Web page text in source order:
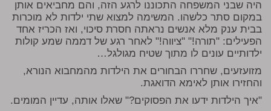
היה שבני המשפחה התכוננו לרגע הזה, והם מחביאים אותן
במקום סתר כלשהו. המשימה למצוא שתי ילדות לא מוכרות
בבית ענק מלא אנשים נראתה חסרת סיכוי, ואז הכריז אחד
הפעילים: "תורה!" "ציווה!" לאחר רגע של דממה שמע קולות
ילדותיים עונים לו מתוך שטיח מגולגל…
מזועזעים, שחררו הבחורים את הילדות מהמחבוא הנורא,
והחזירו אותן לאימא הדואגת.
"איך הילדות ידעו את הפסוקים?" שאלו אותה, עדיין המומים.